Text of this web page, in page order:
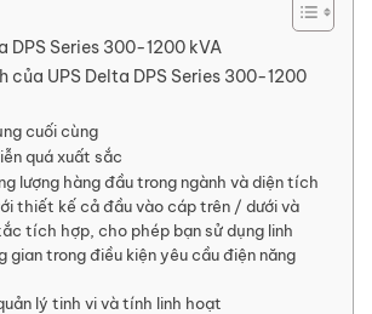
DPS Series 300-1200 kVA
của UPS Delta DPS Series 300-1200
cuối cùng
quá xuất sắc
lượng hàng đầu trong ngành và diện tích
thiết kế cả đầu vào cáp trên / dưới và
tích hợp, cho phép bạn sử dụng linh
gian trong điều kiện yêu cầu điện năng
lý tinh vi và tính linh hoạt